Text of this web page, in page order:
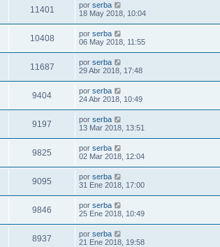
11401 por serba
18 May 2018, 10:04
10408 por serba
06 May 2018, 11:55
11687 por serba
29 Abr 2018, 17:48
9404 por serba
24 Abr 2018, 10:49
9197 por serba
13 Mar 2018, 13:51
9825 por serba
02 Mar 2018, 12:04
9095 por serba
31 Ene 2018, 17:00
9846 por serba
25 Ene 2018, 10:49
8937 por serba
21 Ene 2018, 19:58